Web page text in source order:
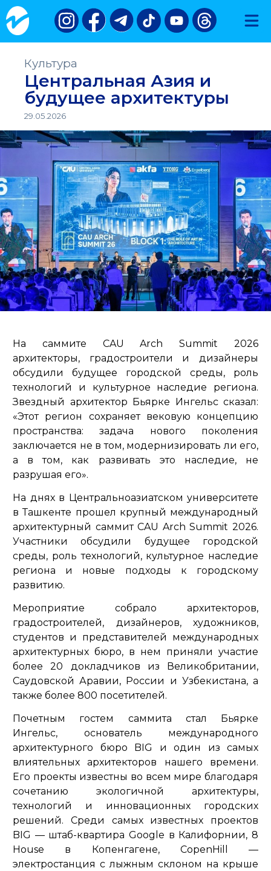
Культура
Центральная Азия и
будущее архитектуры
29.05.2026
На саммите CAU Arch Summit 2026
архитекторы, градостроители и дизайнеры
обсудили будущее городской среды, роль
технологий и культурное наследие региона.
Звездный архитектор Бьярке Ингельс сказал:
«Этот регион сохраняет вековую концепцию
пространства: задача нового поколения
заключается не в том, модернизировать ли его,
а в том, как развивать это наследие, не
разрушая его».
На днях в Центральноазиатском университете
в Ташкенте прошел крупный международный
архитектурный саммит CAU Arch Summit 2026.
Участники обсудили будущее городской
среды, роль технологий, культурное наследие
региона и новые подходы к городскому
развитию.
Мероприятие собрало архитекторов,
градостроителей, дизайнеров, художников,
студентов и представителей международных
архитектурных бюро, в нем приняли участие
более 20 докладчиков из Великобритании,
Саудовской Аравии, России и Узбекистана, а
также более 800 посетителей.
Почетным гостем саммита стал Бьярке
Ингельс, основатель международного
архитектурного бюро BIG и один из самых
влиятельных архитекторов нашего времени.
Его проекты известны во всем мире благодаря
сочетанию экологичной архитектуры,
технологий и инновационных городских
решений. Среди самых известных проектов
BIG — штаб-квартира Google в Калифорнии, 8
House в Копенгагене, CopenHill —
электростанция с лыжным склоном на крыше